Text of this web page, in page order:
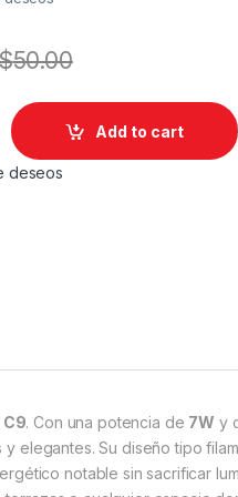
50.00
300K E17 7W quantity
Add to cart
deseos
C9. Con una potencia de 7W y
elegantes. Su diseño tipo
notable sin sacrificar